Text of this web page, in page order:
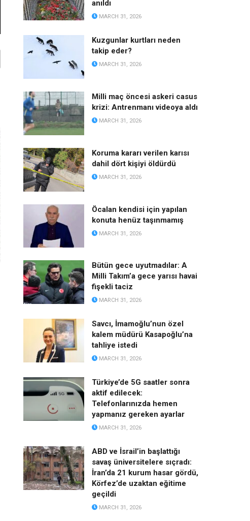
anıldı
MARCH 31, 2026
Kuzgunlar kurtları neden
takip eder?
MARCH 31, 2026
Milli maç öncesi askeri casus
krizi: Antrenmanı videoya aldı
MARCH 31, 2026
Koruma kararı verilen karısı
dahil dört kişiyi öldürdü
MARCH 31, 2026
Öcalan kendisi için yapılan
konuta henüz taşınmamış
MARCH 31, 2026
Bütün gece uyutmadılar: A
Milli Takım’a gece yarısı havai
fişekli taciz
MARCH 31, 2026
Savcı, İmamoğlu’nun özel
kalem müdürü Kasapoğlu’na
tahliye istedi
MARCH 31, 2026
Türkiye’de 5G saatler sonra
aktif edilecek:
Telefonlarınızda hemen
yapmanız gereken ayarlar
MARCH 31, 2026
ABD ve İsrail’in başlattığı
savaş üniversitelere sıçradı:
İran’da 21 kurum hasar gördü,
Körfez’de uzaktan eğitime
geçildi
MARCH 31, 2026